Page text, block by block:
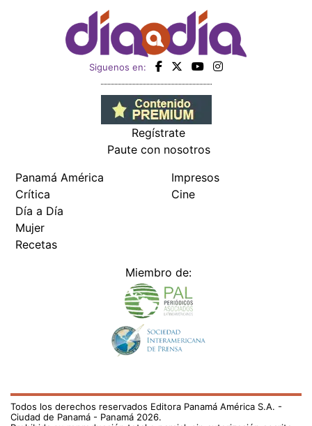
Siguenos en:
Regístrate
Paute con nosotros
Panamá América
Crítica
Día a Día
Mujer
Recetas
Impresos
Cine
Miembro de:
Todos los derechos reservados Editora Panamá América S.A. -
Ciudad de Panamá - Panamá 2026.